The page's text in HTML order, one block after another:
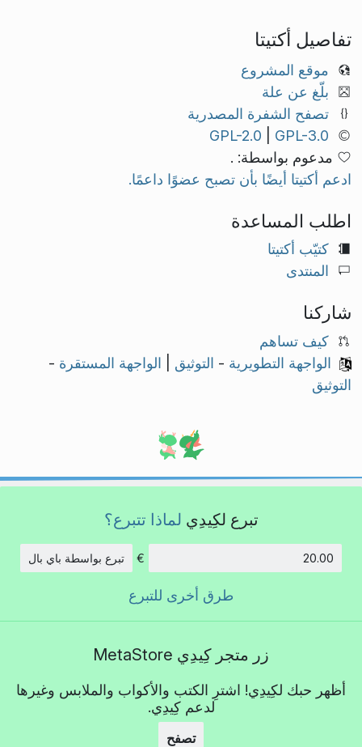
تفاصيل أكتيتا
موقع المشروع
بلّغ عن علة
تصفح الشفرة المصدرية
GPL-2.0
GPL-3.0
مدعوم بواسطة: .
ادعم أكتيتا أيضًا بأن تصبح عضوًا داعمًا.
اطلب المساعدة
كتيّب أكتيتا
المنتدى
شاركنا
كيف تساهم
الواجهة التطويرية - التوثيق الواجهة المستقرة -
التوثيق
تبرع لكِيدِي لماذا تتبرع؟
€ تبرع بواسطة باي بال
طرق أخرى للتبرع
زر متجر كِيدِي MetaStore
أظهر حبك لكِيدِي! اشترِ الكتب والأكواب والملابس وغيرها
لدعم كِيدِي.
تصفح